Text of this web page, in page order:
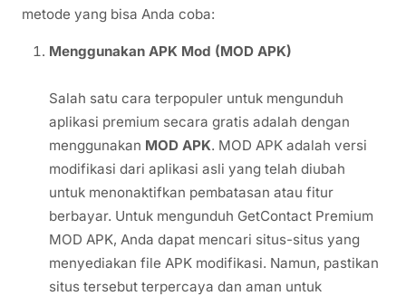
metode yang bisa Anda coba:
Menggunakan APK Mod (MOD APK)
Salah satu cara terpopuler untuk mengunduh
aplikasi premium secara gratis adalah dengan
menggunakan MOD APK. MOD APK adalah versi
modifikasi dari aplikasi asli yang telah diubah
untuk menonaktifkan pembatasan atau fitur
berbayar. Untuk mengunduh GetContact Premium
MOD APK, Anda dapat mencari situs-situs yang
menyediakan file APK modifikasi. Namun, pastikan
situs tersebut terpercaya dan aman untuk